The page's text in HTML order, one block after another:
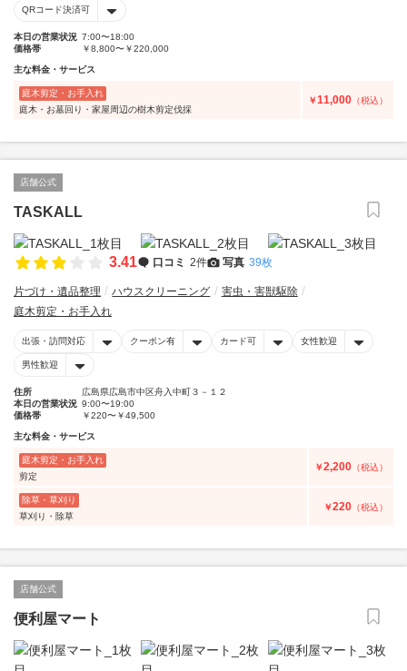
QRコード決済可
本日の営業状況 7:00〜18:00
価格帯
￥8,800〜￥220,000
主な料金・サービス
庭木剪定・お手入れ
庭木・お墓回り・家屋周辺の樹木剪定伐採
￥11,000 （税込）
店舗公式
TASKALL
3.41 口コミ 2件 写真 39枚
片づけ・遺品整理 ハウスクリーニング
害虫・害獣駆除
庭木剪定・お手入れ
出張・訪問対応 クーポン有 カード可 女性歓迎
男性歓迎
住所
広島県広島市中区舟入中町３－１２
本日の営業状況 9:00〜19:00
価格帯
￥220〜￥49,500
主な料金・サービス
庭木剪定・お手入れ
剪定
￥2,200 （税込）
除草・草刈り
草刈り・除草
￥220 （税込）
店舗公式
便利屋マート